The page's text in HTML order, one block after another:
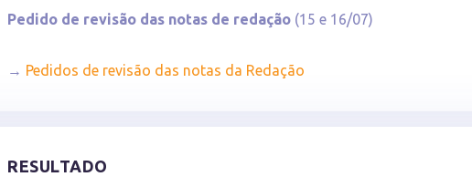
Pedido de revisão das notas de redação (15 e 16/07)
→ Pedidos de revisão das notas da Redação
RESULTADO